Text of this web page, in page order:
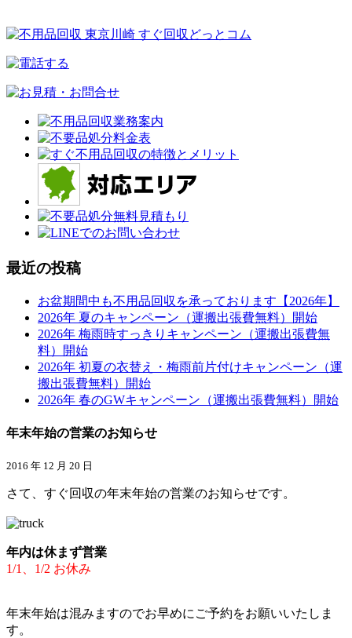
最近の投稿
お盆期間中も不用品回収を承っております【2026年】
2026年 夏のキャンペーン（運搬出張費無料）開始
2026年 梅雨時すっきりキャンペーン（運搬出張費無
料）開始
2026年 初夏の衣替え・梅雨前片付けキャンペーン（運
搬出張費無料）開始
2026年 春のGWキャンペーン（運搬出張費無料）開始
年末年始の営業のお知らせ
2016 年 12 月 20 日
さて、すぐ回収の年末年始の営業のお知らせです。
年内は休まず営業
1/1、1/2 お休み
年末年始は混みますのでお早めにご予約をお願いいたしま
す。